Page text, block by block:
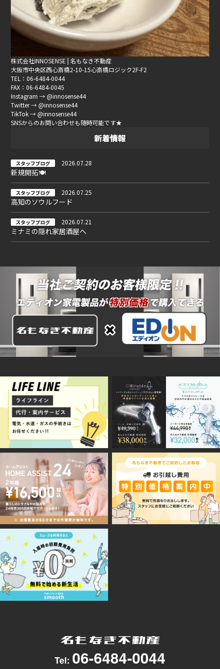
株式会社INNOSENSE | 名もなき不動産
大阪市中央区西心斎橋2-10-15心斎橋ロジック2F-F2
TEL：06-6484-0044
FAX：06-6484-0045
Instagram → @innosense44
Twitter → @innosense44
TikTok → @innosense44
SNSからのお問い合わせも随時可能です★
新着情報
スタッフブログ 2026.07.28
新規開拓🍽
スタッフブログ 2026.07.25
高知のソウルフード
スタッフブログ 2026.07.21
ミナミの隠れ家居酒屋へ
Tel: 06-6484-0044